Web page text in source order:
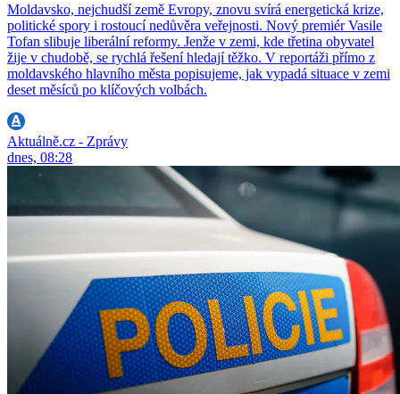
Moldavsko, nejchudší země Evropy, znovu svírá energetická krize,
politické spory i rostoucí nedůvěra veřejnosti. Nový premiér Vasile
Tofan slibuje liberální reformy. Jenže v zemi, kde třetina obyvatel
žije v chudobě, se rychlá řešení hledají těžko. V reportáži přímo z
moldavského hlavního města popisujeme, jak vypadá situace v zemi
deset měsíců po klíčových volbách.
Aktuálně.cz - Zprávy
dnes, 08:28